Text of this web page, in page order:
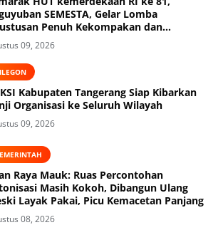
SEMESTA, Gelar Lomba
Penuh Kekompakan dan
09, 2026
Kabupaten Tangerang Siap Kibarkan
Organisasi ke Seluruh Wilayah
09, 2026
Raya Mauk: Ruas Percontohan
Masih Kokoh, Dibangun Ulang
Layak Pakai, Picu Kemacetan Panjang
08, 2026